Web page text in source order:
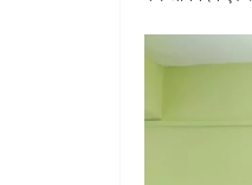
o
o